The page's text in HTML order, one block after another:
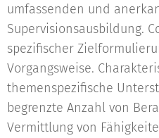
umfassenden und
Supervisionsausbildung.
spezifischer
Vorgangsweise.
themenspezifische
begrenzte Anzahl von
Vermittlung von